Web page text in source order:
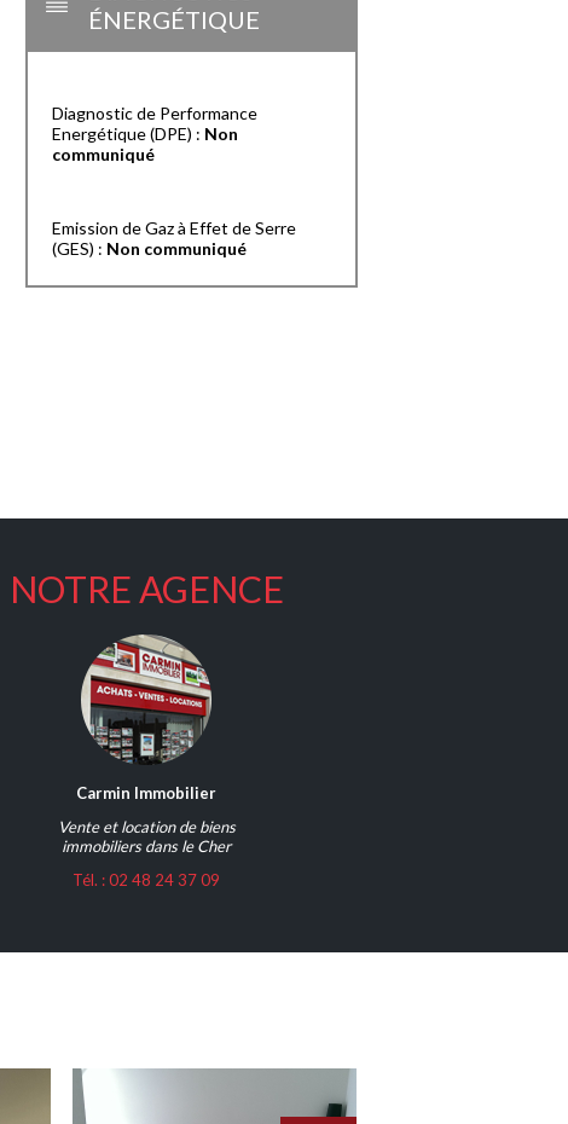
ÉNERGÉTIQUE
Diagnostic de Performance
Energétique (DPE) : Non
communiqué
Emission de Gaz à Effet de Serre
(GES) : Non communiqué
NOTRE AGENCE
Carmin Immobilier
Vente et location de biens
immobiliers dans le Cher
Tél. : 02 48 24 37 09